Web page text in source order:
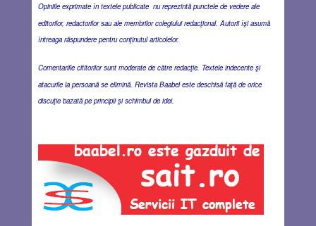
Opiniile exprimate în textele publicate nu reprezintă punctele de vedere ale
editorilor, redactorilor sau ale membrilor colegiului redacţional. Autorii îşi asumă
întreaga răspundere pentru conţinutul articolelor.
Comentariile cititorilor sunt moderate de către redacţie. Textele indecente şi
atacurile la persoană se elimină. Revista Baabel este deschisă faţă de orice
discuţie bazată pe principii şi schimbul de idei.